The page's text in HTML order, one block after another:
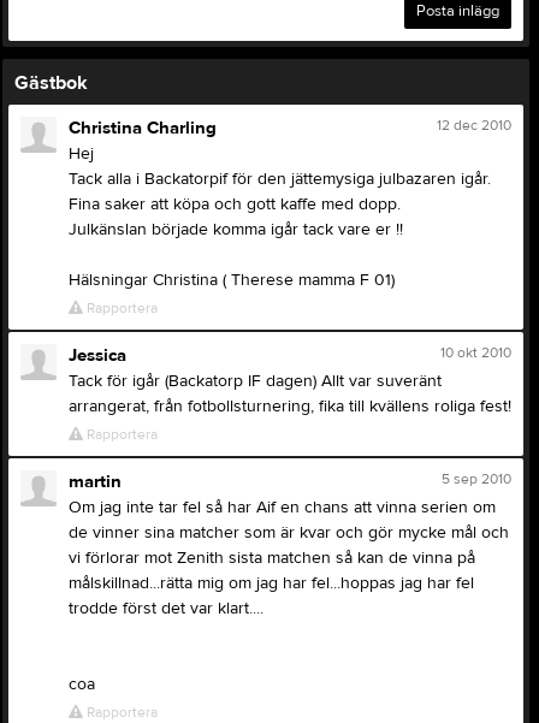
Posta inlägg
Gästbok
12 dec 2010
Christina Charling
Hej
Tack alla i Backatorpif för den jättemysiga julbazaren igår.
Fina saker att köpa och gott kaffe med dopp.
Julkänslan började komma igår tack vare er !!
Hälsningar Christina ( Therese mamma F 01)
Rapportera
10 okt 2010
Jessica
Tack för igår (Backatorp IF dagen) Allt var suveränt
arrangerat, från fotbollsturnering, fika till kvällens roliga fest!
Rapportera
5 sep 2010
martin
Om jag inte tar fel så har Aif en chans att vinna serien om
de vinner sina matcher som är kvar och gör mycke mål och
vi förlorar mot Zenith sista matchen så kan de vinna på
målskillnad...rätta mig om jag har fel...hoppas jag har fel
trodde först det var klart....
coa
Rapportera